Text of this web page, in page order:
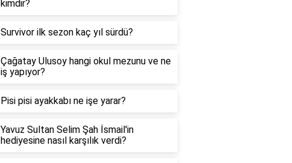
kimdir?
Survivor ilk sezon kaç yıl sürdü?
Çağatay Ulusoy hangi okul mezunu ve ne
iş yapıyor?
Pisi pisi ayakkabı ne işe yarar?
Yavuz Sultan Selim Şah İsmail'in
hediyesine nasıl karşılık verdi?